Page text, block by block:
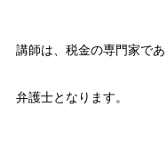
講師は、税金の専門家であ
弁護士となります。